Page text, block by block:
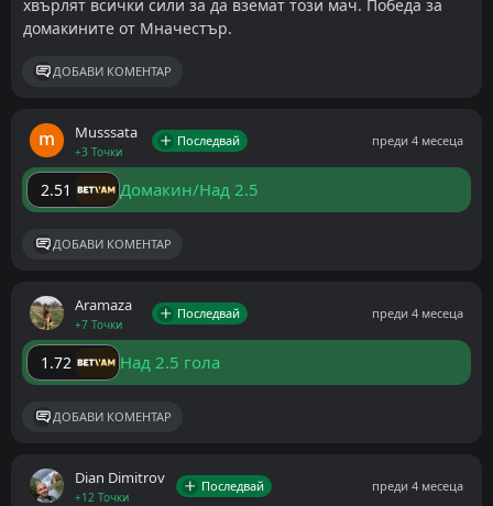
което срещу Астън Вила сега също не е изключено.
Добави като предпочитан източник в Google
хвърлят всички сили за да вземат този мач. Победа за
домакините от Мначестър.
ДОБАВИ КОМЕНТАР
Musssata
+3 Точки
Последвай преди 4 месеца
2.51 Домакин/Над 2.5
ДОБАВИ КОМЕНТАР
Aramaza
+7 Точки
Последвай преди 4 месеца
1.72 Над 2.5 гола
ДОБАВИ КОМЕНТАР
Dian Dimitrov
+12 Точки
Последвай преди 4 месеца